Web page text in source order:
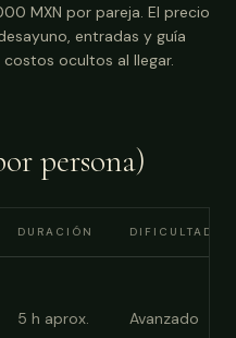
MXN por pareja. El precio
entradas y guía
ocultos al llegar.
persona)
DURACIÓN DIFICULTAD
5 h aprox. Avanzado